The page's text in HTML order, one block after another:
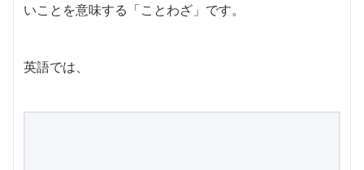
いことを意味する「ことわざ」です。
英語では、